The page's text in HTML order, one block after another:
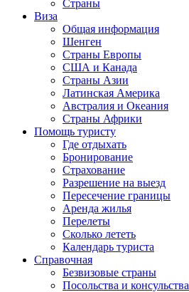
Страны
Виза
Общая информация
Шенген
Страны Европы
США и Канада
Страны Азии
Латинская Америка
Австралия и Океания
Страны Африки
Помощь туристу
Где отдыхать
Бронирование
Страхование
Разрешение на выезд
Пересечение границы
Аренда жилья
Перелеты
Сколько лететь
Календарь туриста
Справочная
Безвизовые страны
Посольства и консульства